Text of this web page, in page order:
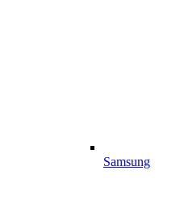
Samsung